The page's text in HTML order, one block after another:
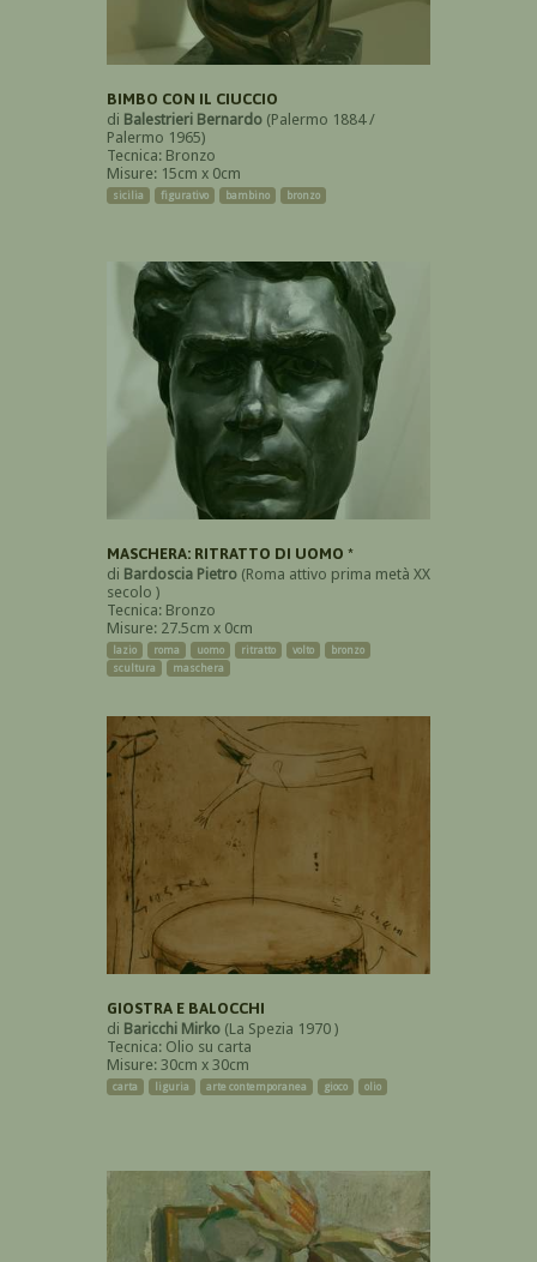
BIMBO CON IL CIUCCIO
di Balestrieri Bernardo (Palermo 1884 /
Palermo 1965)
Tecnica: Bronzo
Misure: 15cm x 0cm
sicilia figurativo bambino bronzo
MASCHERA: RITRATTO DI UOMO *
di Bardoscia Pietro (Roma attivo prima metà XX
secolo )
Tecnica: Bronzo
Misure: 27.5cm x 0cm
lazio roma uomo ritratto volto
bronzo
scultura
maschera
GIOSTRA E BALOCCHI
di Baricchi Mirko (La Spezia 1970 )
Tecnica: Olio su carta
Misure: 30cm x 30cm
carta liguria arte contemporanea gioco olio